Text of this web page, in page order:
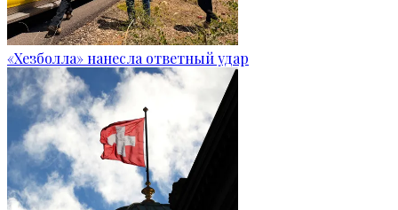
«Хезболла» нанесла ответный удар